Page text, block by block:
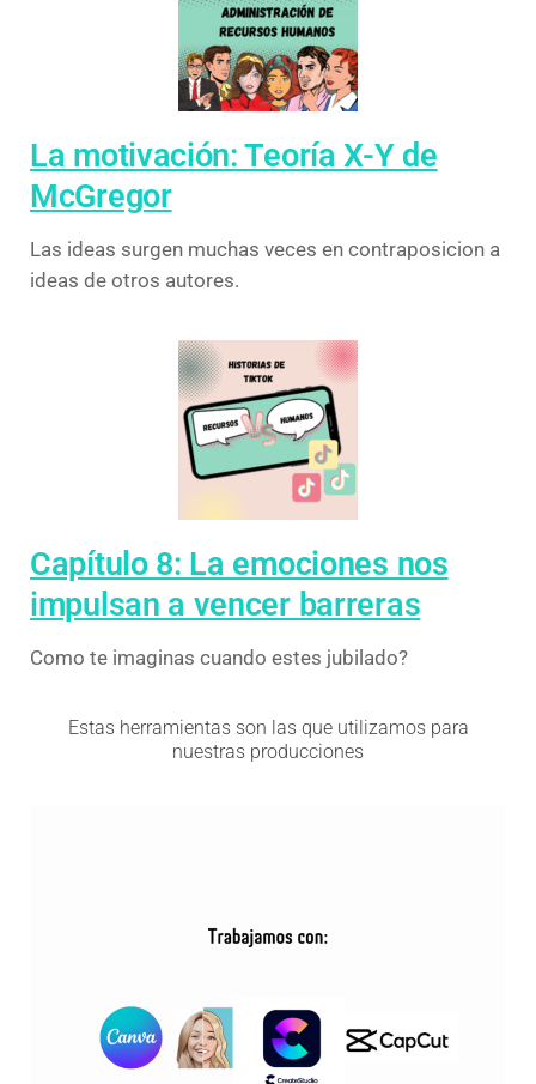
La motivación: Teoría X-Y de
McGregor
Las ideas surgen muchas veces en contraposicion a
ideas de otros autores.
Capítulo 8: La emociones nos
impulsan a vencer barreras
Como te imaginas cuando estes jubilado?
Estas herramientas son las que utilizamos para
nuestras producciones